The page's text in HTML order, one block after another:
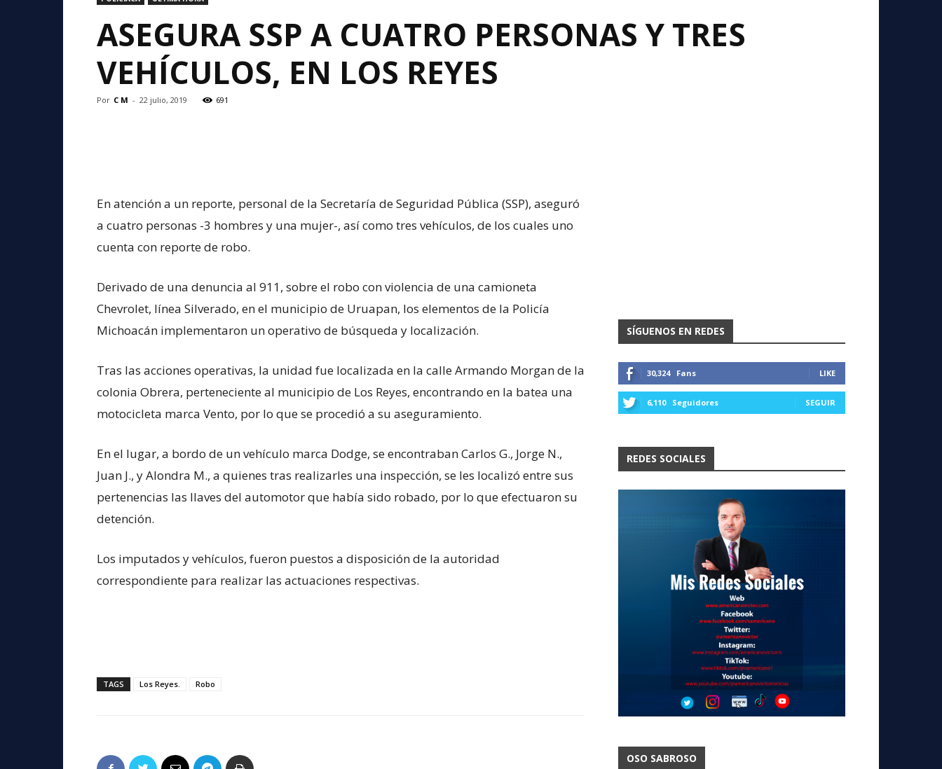
ASEGURA SSP A CUATRO PERSONAS Y TRES
VEHÍCULOS, EN LOS REYES
Por C M - 22 julio, 2019 691
En atención a un reporte, personal de la Secretaría de Seguridad Pública (SSP), aseguró
a cuatro personas -3 hombres y una mujer-, así como tres vehículos, de los cuales uno
cuenta con reporte de robo.
Derivado de una denuncia al 911, sobre el robo con violencia de una camioneta
Chevrolet, línea Silverado, en el municipio de Uruapan, los elementos de la Policía
Michoacán implementaron un operativo de búsqueda y localización.
Tras las acciones operativas, la unidad fue localizada en la calle Armando Morgan de la
colonia Obrera, perteneciente al municipio de Los Reyes, encontrando en la batea una
motocicleta marca Vento, por lo que se procedió a su aseguramiento.
En el lugar, a bordo de un vehículo marca Dodge, se encontraban Carlos G., Jorge N.,
Juan J., y Alondra M., a quienes tras realizarles una inspección, se les localizó entre sus
pertenencias las llaves del automotor que había sido robado, por lo que efectuaron su
detención.
Los imputados y vehículos, fueron puestos a disposición de la autoridad
correspondiente para realizar las actuaciones respectivas.
TAGS Los Reyes. Robo
SÍGUENOS EN REDES
30,324 Fans LIKE
6,110 Seguidores SEGUIR
REDES SOCIALES
OSO SABROSO